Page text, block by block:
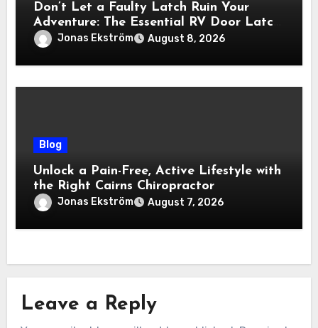
Don’t Let a Faulty Latch Ruin Your
Adventure: The Essential RV Door Latch
GuideJonas Ekström August 8, 2026
Blog
Unlock a Pain-Free, Active Lifestyle with
the Right Cairns Chiropractor
Jonas Ekström August 7, 2026
Leave a Reply